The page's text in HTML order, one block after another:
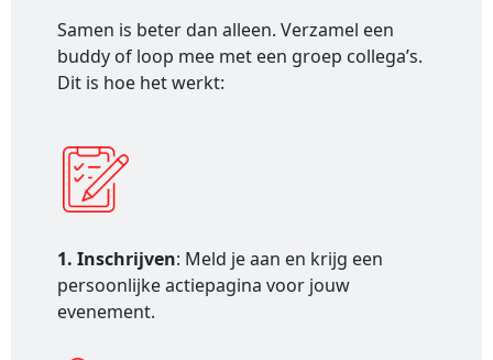
Samen is beter dan alleen. Verzamel een
buddy of loop mee met een groep collega’s.
Dit is hoe het werkt:
1. Inschrijven: Meld je aan en krijg een
persoonlijke actiepagina voor jouw
evenement.